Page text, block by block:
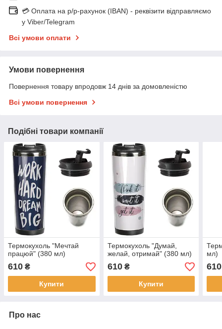
💳 Оплата на р/р-рахунок (IBAN) - реквізити відправляємо
у Viber/Telegram
Всі умови оплати
Умови повернення
Повернення товару впродовж 14 днів за домовленістю
Всі умови повернення
Подібні товари компанії
Термокухоль "Мечтай
працюй" (380 мл)
610 ₴
Купити
Термокухоль "Думай,
желай, отримай" (380 мл)
610₴
Купити
мл)
610
Про нас